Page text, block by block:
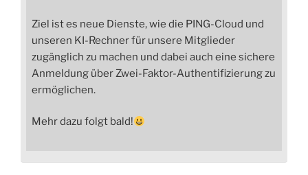
Ziel ist es neue Dienste, wie die PING-Cloud und
unseren KI-Rechner für unsere Mitglieder
zugänglich zu machen und dabei auch eine sichere
Anmeldung über Zwei-Faktor-Authentifizierung zu
ermöglichen.
Mehr dazu folgt bald!